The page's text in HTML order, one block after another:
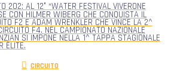
202: AL 12° “WATER FESTIVAL VIVERONE
CON HILMER WIBERG CHE CONQUISTA IL
F2 E ADAM WRENKLER CHE VINCE LA 2^
F4. NEL CAMPIONATO NAZIONALE
SI IMPONE NELLA 1^ TAPPA STAGIONALE
ÈLITE.
CIRCUITO